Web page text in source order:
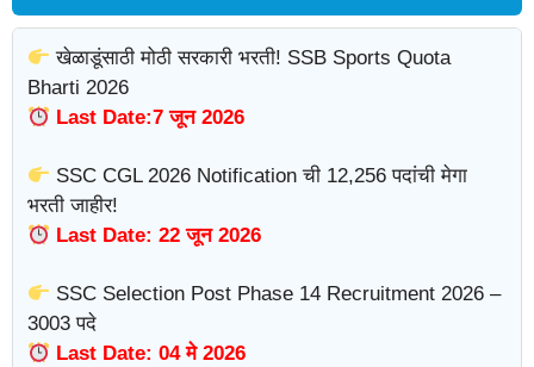
खेळाडूंसाठी मोठी सरकारी भरती! SSB Sports Quota
Bharti 2026
Last Date:7 जून 2026
SSC CGL 2026 Notification ची 12,256 पदांची मेगा
भरती जाहीर!
Last Date: 22 जून 2026
SSC Selection Post Phase 14 Recruitment 2026 –
3003 पदे
Last Date: 04 मे 2026